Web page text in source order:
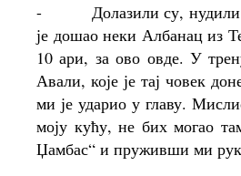
-
Долазили су,
је дошао неки Албанац из
10 ари, за ово овде. У
Авали, које је тај човек
ми је ударио у главу.
моју кућу, не бих могао
Џамбас“ и пруживши ми